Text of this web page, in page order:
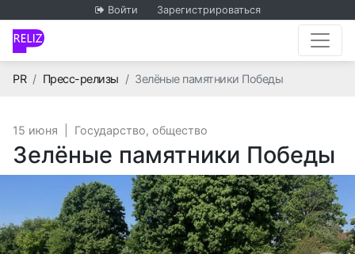
Войти Зарегистрироваться
PRГлавная
Пресс-релизы Зелёные памятники Победы
15 июня Государство, общество
Зелёные памятники Победы